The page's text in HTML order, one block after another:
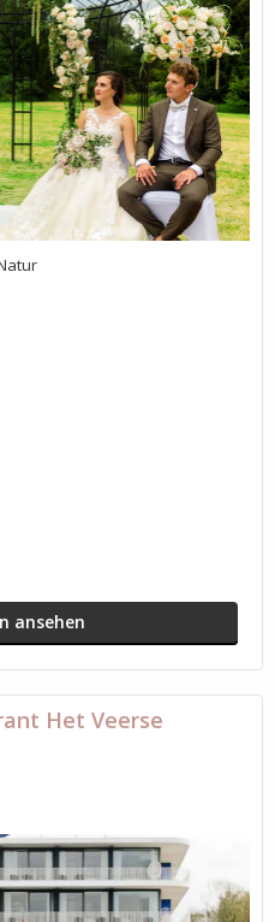
ansehen
Het Veerse